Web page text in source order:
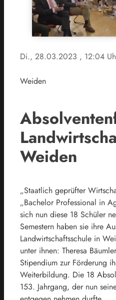
Di., 28.03.2023 , 12:04
Weiden
Weiden
„Staatlich geprüfter
„Bachelor Professional in
sich nun diese 18 Schüler
Semestern haben sie ihre
Landwirtschaftsschule in
unter ihnen: Theresa
Stipendium zur Förderung
Weiterbildung. Die 18
153. Jahrgang, der nun